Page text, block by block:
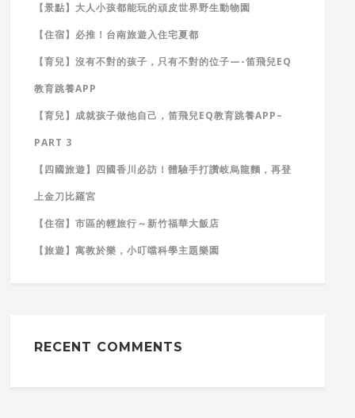
【景點】大人小孩都能玩的頑皮世界野生動物園
【住宿】必推！台南旅遊入住宅夏都
【育兒】沒有不對的孩子，只有不對的位子—-笛飛兒EQ
教育跳養APP
【育兒】成就孩子做他自己，笛飛兒EQ教育跳養APP–
PART 3
【四國旅遊】四國香川必訪！體驗手打讚岐烏龍麵，再登
上金刀比羅宮
【住宿】市區的輕旅行～新竹福華大飯店
【旅遊】寓教於樂，小叮噹科學主題樂園
RECENT COMMENTS